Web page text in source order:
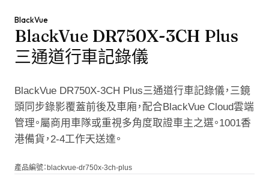
BlackVue
BlackVue DR750X-3CH Plus
三通道行車記錄儀
BlackVue DR750X-3CH Plus三通道行車記錄儀，三鏡
頭同步錄影覆蓋前後及車廂，配合BlackVue Cloud雲端
管理。屬商用車隊或重視多角度取證車主之選。1001香
港備貨，2-4工作天送達。
產品編號： blackvue-dr750x-3ch-plus